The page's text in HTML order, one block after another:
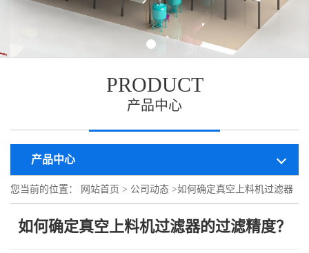
PRODUCT
产品中心
产品中心
您当前的位置： 网站首页 > 公司动态 >如何确定真空上料机过滤器
的过滤精度？
如何确定真空上料机过滤器的过滤精度？